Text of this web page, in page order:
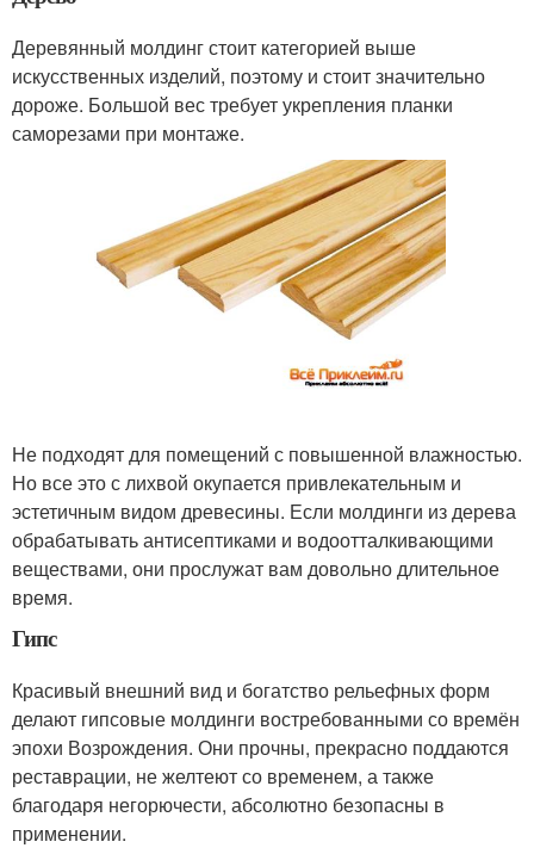
Деревянный молдинг стоит категорией выше
искусственных изделий, поэтому и стоит значительно
дороже. Большой вес требует укрепления планки
саморезами при монтаже.
Не подходят для помещений с повышенной влажностью.
Но все это с лихвой окупается привлекательным и
эстетичным видом древесины. Если молдинги из дерева
обрабатывать антисептиками и водоотталкивающими
веществами, они прослужат вам довольно длительное
время.
Гипс
Красивый внешний вид и богатство рельефных форм
делают гипсовые молдинги востребованными со времён
эпохи Возрождения. Они прочны, прекрасно поддаются
реставрации, не желтеют со временем, а также
благодаря негорючести, абсолютно безопасны в
применении.